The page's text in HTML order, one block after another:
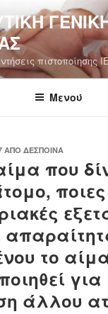
πιστοποίησης
Μενού
ΑΠΌ ΔΈΣΠΟΙΝΑ
που
ποιες
το
για
άλλου